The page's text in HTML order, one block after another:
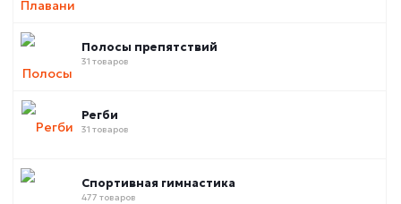
Полосы препятствий
31 товаров
Регби
31 товаров
Спортивная гимнастика
477 товаров